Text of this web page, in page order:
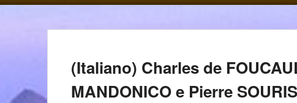
(Italiano) Charles de
MANDONICO e Pierre